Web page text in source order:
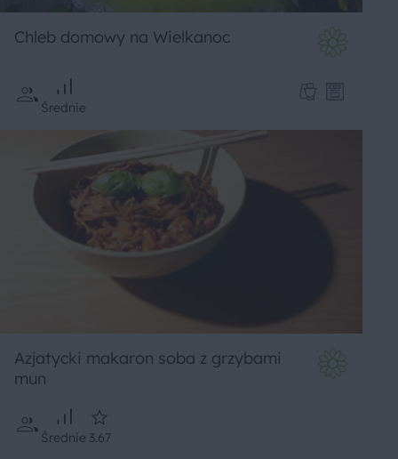
Chleb domowy na Wielkanoc
Średnie
Azjatycki makaron soba z grzybami
mun
Średnie 3.67